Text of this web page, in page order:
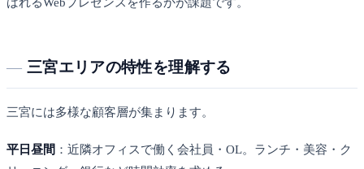
三宮エリアの特性を理解する
三宮には多様な顧客層が集まります。
平日昼間 ：近隣オフィスで働く会社員・OL。ランチ・美容・ク